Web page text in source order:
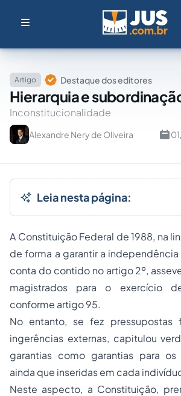
Artigo Destaque dos editores
Hierarquia e
Inconstitucionalidade
Alexandre Nery de Oliveira
Leia nesta página:
A Constituição Federal de 1988, na
de forma a garantir a
conta do contido no artigo 2º,
magistrados para o exercício
conforme artigo 95.
No entanto, se fez pressupostas
ingerências externas, capitulou
garantias como garantias para os
ainda que inseridas em cada
Neste aspecto, a Constituição,